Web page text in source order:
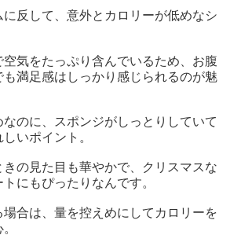
に反して、意外とカロリーが低めなシ
気をたっぷり含んでいるため、お腹
満足感はしっかり感じられるのが魅
のに、スポンジがしっとりしていて
いポイント。
の見た目も華やかで、クリスマスな
にもぴったりなんです。
合は、量を控えめにしてカロリーを